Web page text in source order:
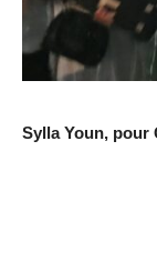
Sylla Youn, pour